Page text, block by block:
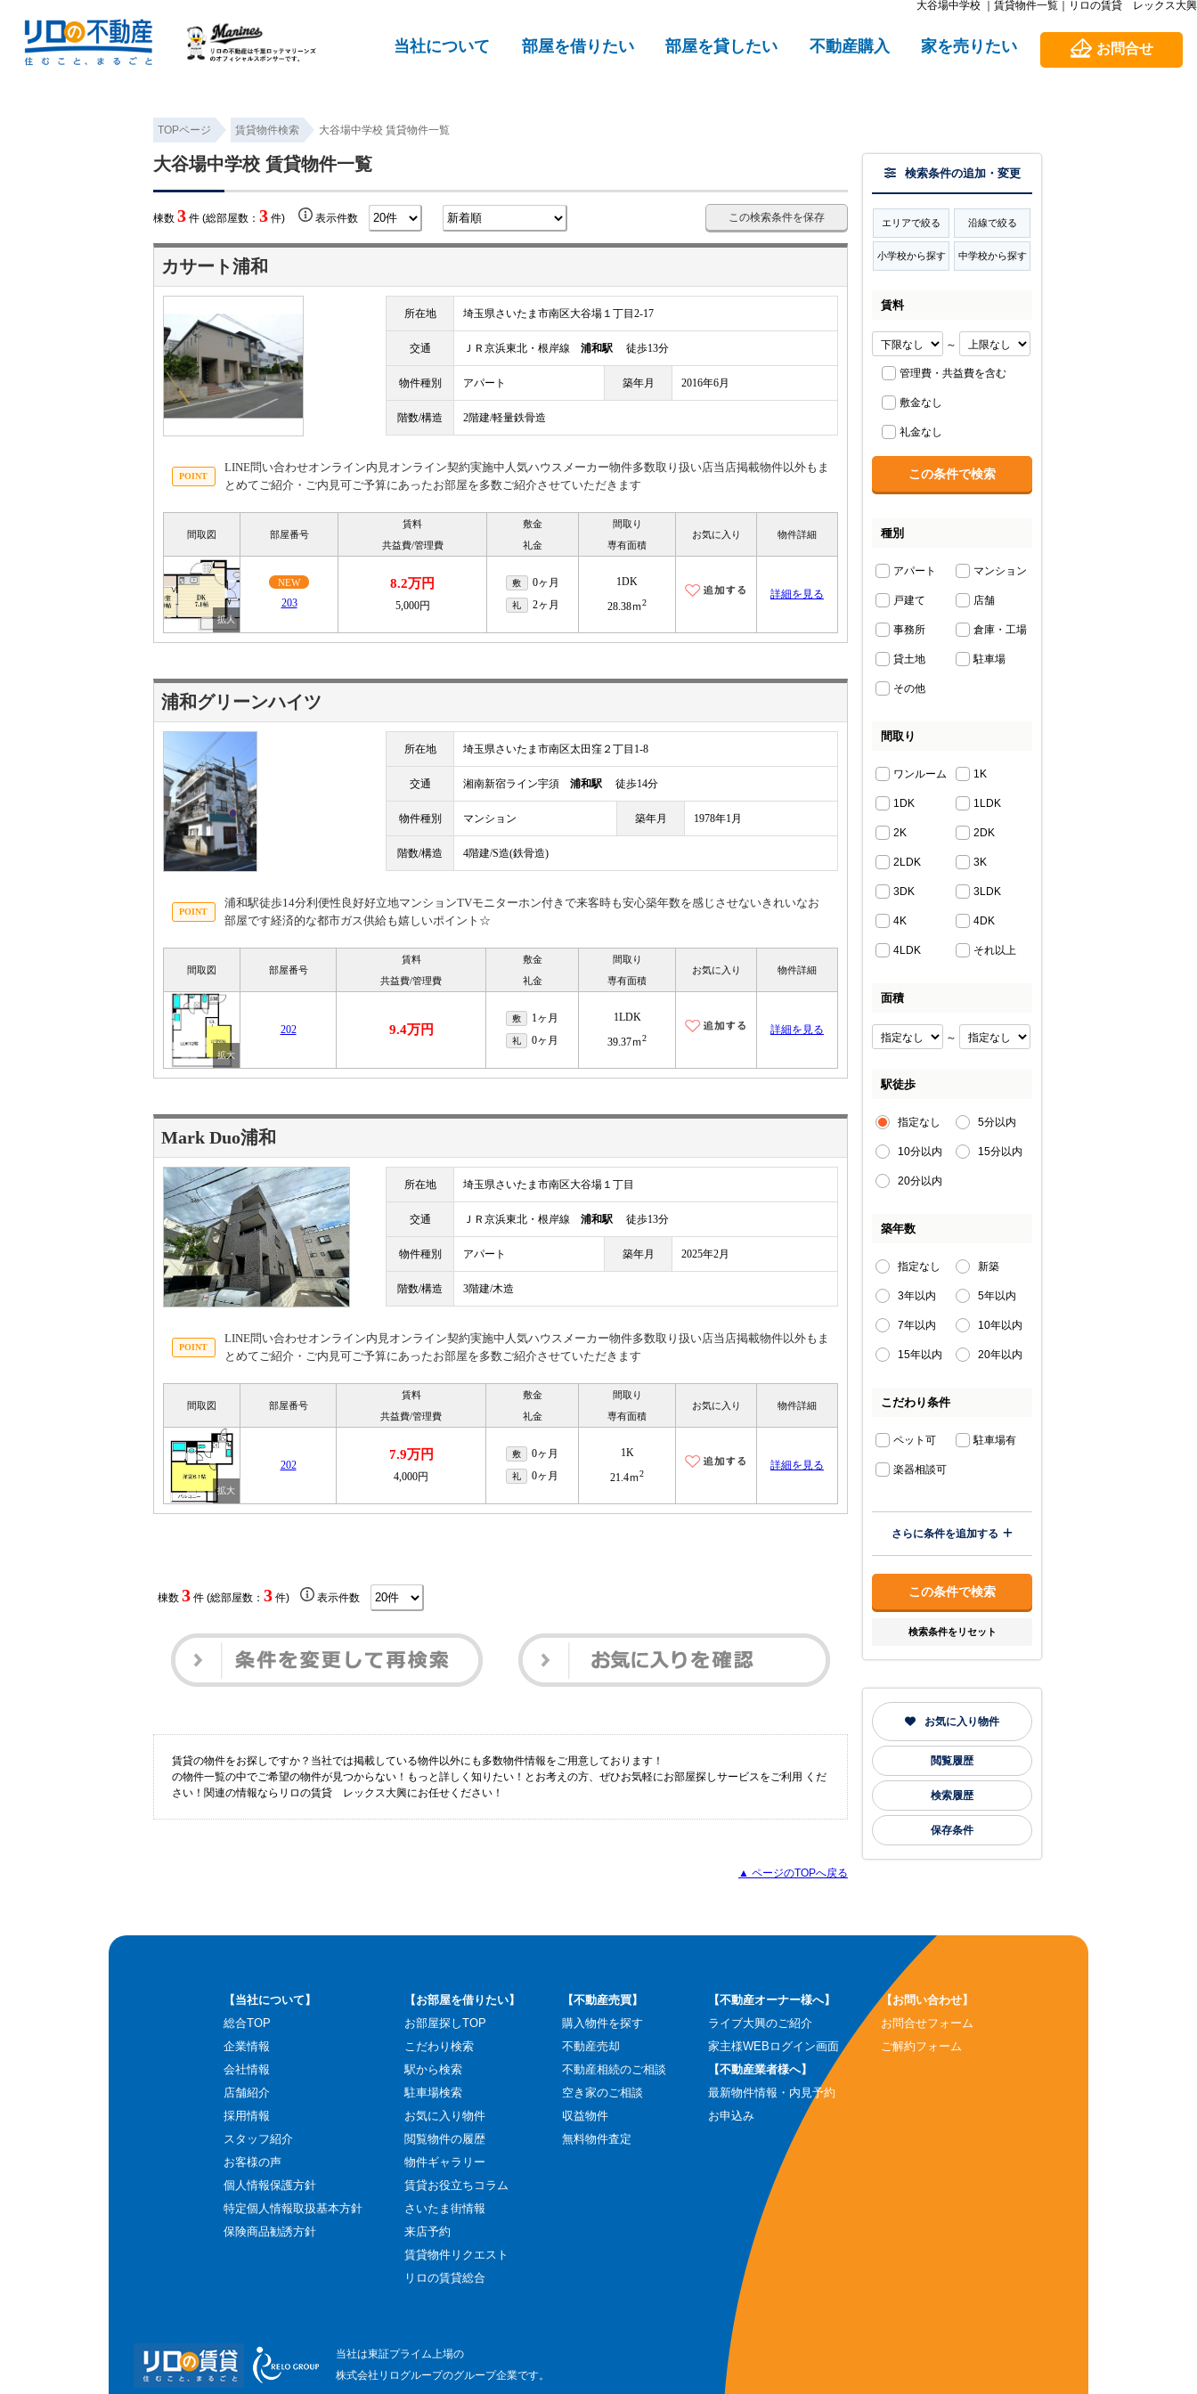
大谷場中学校 ｜賃貸物件一覧｜リロの賃貸 レックス大興
当社について 部屋を借りたい 部屋を貸したい 不動産購入 家を売りたい お問合せ
TOPページ 賃貸物件検索 大谷場中学校 賃貸物件一覧
大谷場中学校 賃貸物件一覧
棟数 3 件 (総部屋数： 3 件) 表示件数 この検索条件を保存
カサート浦和
所在地 埼玉県さいたま市南区大谷場１丁目2-17
交通 ＪＲ京浜東北・根岸線 浦和駅 徒歩13分
物件種別 アパート 築年月 2016年6月
階数/構造 2階建/軽量鉄骨造
LINE問い合わせオンライン内見オンライン契約実施中人気ハウスメーカー物件多数取り扱い店当店掲載物件以外もま
とめてご紹介・ご内見可ご予算にあったお部屋を多数ご紹介させていただきます
間取図 部屋番号
賃料
共益費/管理費
敷金
礼金
間取り
専有面積
お気に入り 物件詳細
NEW
203
8.2万円
5,000円
敷 0ヶ月
礼 2ヶ月
1DK
28.38ｍ2
詳細を見る
浦和グリーンハイツ
所在地 埼玉県さいたま市南区太田窪２丁目1-8
交通 湘南新宿ライン宇須 浦和駅 徒歩14分
物件種別 マンション 築年月 1978年1月
階数/構造 4階建/S造(鉄骨造)
浦和駅徒歩14分利便性良好好立地マンションTVモニターホン付きで来客時も安心築年数を感じさせないきれいなお
部屋です経済的な都市ガス供給も嬉しいポイント☆
間取図 部屋番号
賃料
共益費/管理費
敷金
礼金
間取り
専有面積
お気に入り 物件詳細
202 9.4万円
敷 1ヶ月
礼 0ヶ月
1LDK
39.37ｍ2
詳細を見る
Mark Duo浦和
所在地 埼玉県さいたま市南区大谷場１丁目
交通 ＪＲ京浜東北・根岸線 浦和駅 徒歩13分
物件種別 アパート 築年月 2025年2月
階数/構造 3階建/木造
LINE問い合わせオンライン内見オンライン契約実施中人気ハウスメーカー物件多数取り扱い店当店掲載物件以外もま
とめてご紹介・ご内見可ご予算にあったお部屋を多数ご紹介させていただきます
間取図 部屋番号
賃料
共益費/管理費
敷金
礼金
間取り
専有面積
お気に入り 物件詳細
202
7.9万円
4,000円
敷 0ヶ月
礼 0ヶ月
1K
21.4ｍ2
詳細を見る
棟数 3 件 (総部屋数： 3 件) 表示件数
賃貸の物件をお探しですか？当社では掲載している物件以外にも多数物件情報をご用意しております！
の物件一覧の中でご希望の物件が見つからない！もっと詳しく知りたい！とお考えの方、ぜひお気軽にお部屋探しサービスをご利用 くだ
さい！関連の情報ならリロの賃貸 レックス大興にお任せください！
▲ ページのTOPへ戻る
検索条件の追加・変更
エリアで絞る 沿線で絞る
小学校から探す 中学校から探す
賃料
～
管理費・共益費を含む
敷金なし
礼金なし
種別
アパート マンション
戸建て 店舗
事務所 倉庫・工場
貸土地 駐車場
その他
間取り
ワンルーム 1K
1DK 1LDK
2K 2DK
2LDK 3K
3DK 3LDK
4K 4DK
4LDK それ以上
面積
～
駅徒歩
指定なし 5分以内
10分以内 15分以内
20分以内
築年数
指定なし 新築
3年以内 5年以内
7年以内 10年以内
15年以内 20年以内
こだわり条件
ペット可 駐車場有
楽器相談可
さらに条件を追加する
検索条件をリセット
お気に入り物件
閲覧履歴
検索履歴
保存条件
【当社について】
総合TOP
企業情報
会社情報
店舗紹介
採用情報
スタッフ紹介
お客様の声
個人情報保護方針
特定個人情報取扱基本方針
保険商品勧誘方針
【お部屋を借りたい】
お部屋探しTOP
こだわり検索
駅から検索
駐車場検索
お気に入り物件
閲覧物件の履歴
物件ギャラリー
賃貸お役立ちコラム
さいたま街情報
来店予約
賃貸物件リクエスト
リロの賃貸総合
【不動産売買】
購入物件を探す
不動産売却
不動産相続のご相談
空き家のご相談
収益物件
無料物件査定
【不動産オーナー様へ】
ライブ大興のご紹介
家主様WEBログイン画面
【不動産業者様へ】
最新物件情報・内見予約
お申込み
【お問い合わせ】
お問合せフォーム
ご解約フォーム
当社は東証プライム上場の
株式会社リログループのグループ企業です。